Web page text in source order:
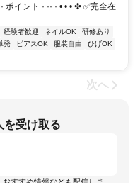
イント · ·· · • • • ✤ ✅完全在
経験者歓迎 ネイルOK
研修あり
発 ピアスOK 服装自由
ひげOK
次へ
を受け取る
おすすめ情報なども配信しま